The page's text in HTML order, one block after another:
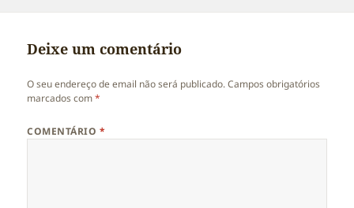
Deixe um comentário
O seu endereço de email não será publicado. Campos obrigatórios
marcados com*
COMENTÁRIO *